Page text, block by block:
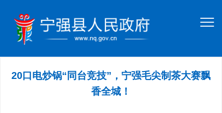
20口电炒锅“同台竞技”，宁强毛尖制茶大赛飘
香全城！